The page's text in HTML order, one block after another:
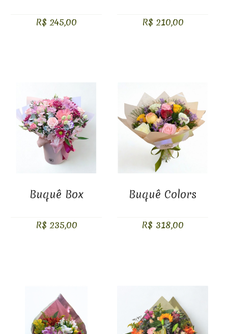
R$ 245,00 R$ 210,00
Buquê Box
R$ 235,00
Buquê Colors
R$ 318,00